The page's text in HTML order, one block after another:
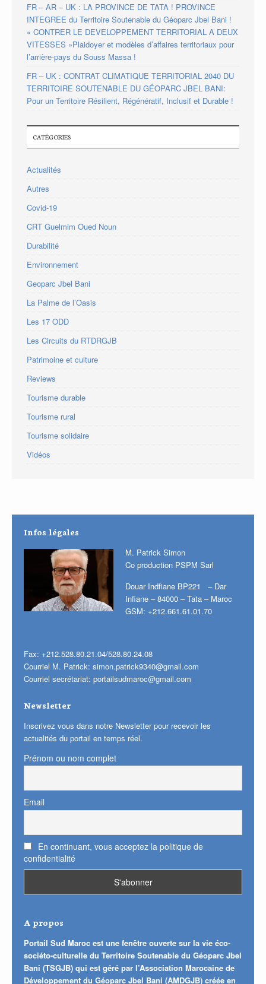
FR – AR – UK : LA PROVINCE DE TATA ! PROVINCE
INTEGREE du Territoire Soutenable du Géoparc Jbel Bani !
« CONTRER LE DEVELOPPEMENT TERRITORIAL A DEUX
VITESSES »Plaidoyer et modèles d’affaires territoriaux pour
l’arrière-pays du Souss Massa !
FR – UK : CONTRAT CLIMATIQUE TERRITORIAL 2040 DU
TERRITOIRE SOUTENABLE DU GÉOPARC JBEL BANI:
Pour un Territoire Résilient, Régénératif, Inclusif et Durable !
CATÉGORIES
Actualités
Autres
Covid-19
CRT Guelmim Oued Noun
Durabilité
Environnement
Geoparc Jbel Bani
La Palme de l’Oasis
Les 17 ODD
Les Circuits du RTDRGJB
Patrimoine et culture
Reviews
Tourisme durable
Tourisme rural
Tourisme solidaire
Vidéos
Infos légales
M. Patrick Simon
Co production PSPM Sarl
Douar Indfiane BP221 – Dar
Infiane – 84000 – Tata – Maroc
GSM: +212.661.61.01.70
Fax: +212.528.80.21.04/528.80.24.08
Courriel M. Patrick: simon.patrick9340@gmail.com
Courriel secrétariat: portailsudmaroc@gmail.com
Newsletter
Inscrivez vous dans notre Newsletter pour recevoir les
actualités du portail en temps réel.
Prénom ou nom complet
Email
En continuant, vous acceptez la politique de
confidentialité
A propos
Portail Sud Maroc est une fenêtre ouverte sur la vie éco-
sociéto-culturelle du Territoire Soutenable du Géoparc Jbel
Bani (TSGJB) qui est géré par l’Association Marocaine de
Développement du Géoparc Jbel Bani (AMDGJB) créée en